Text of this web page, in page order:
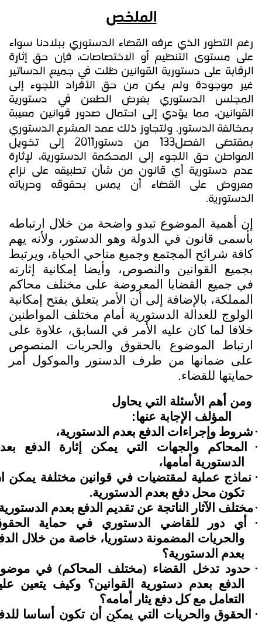
الملخص
رغم التطور الذي عرفه القضاء الدستوري ببلادنا سواء
على مستوى التنظيم أو الاختصاصات، فإن حق إثارة
الرقابة على دستورية القوانين ظلت في جميع الدساتير
غير موجودة ولم يكن من حق الأفراد اللجوء إلى
المجلس الدستوري بغرض الطعن في دستورية
القوانين، مما يؤدي إلى احتمال صدور قوانين معيبة
بمخالفة الدستور. ولتجاوز ذلك عمد المشرع الدستوري
بمقتضى الفصل133 من دستور2011 إلى تخويل
المواطن حق اللجوء إلى المحكمة الدستورية، لإثارة
عدم دستورية أي قانون من شأن تطبيقه على نزاع
معروض على القضاء أن يمس بحقوقه وحرياته
الدستورية.
إن أهمية الموضوع تبدو واضحة من خلال ارتباطه
بأسمى قانون في الدولة وهو الدستور، ولأنه يهم
كافة شرائح المجتمع وجميع مناحي الحياة، ويرتبط
بجميع القوانين والنصوص، وأيضا إمكانية إثارته
في جميع القضايا المعروضة على مختلف محاكم
المملكة، بالإضافة إلى أن الأمر يتعلق بفتح إمكانية
الولوج للعدالة الدستورية أمام مختلف المواطنين
خلافا لما كان عليه الأمر في السابق، علاوة على
ارتباط الموضوع بالحقوق والحريات المنصوص
على ضمانها من طرف الدستور والموكول أمر
حمايتها للقضاء.
ومن أهم الأسئلة التي يحاول
المؤلف الإجابة عنها:
·شروط وإجراءات الدفع بعدم الدستورية،
·
المحاكم والجهات التي يمكن إثارة الدفع
الدستورية أمامها،
· نماذج عملية لمقتضيات في قوانين مختلفة يمكن
تكون محل دفع بعدم الدستورية.
·مختلف الآثار الناتجة عن تقديم الدفع بعدم
·
أي دور للقاضي الدستوري في حماية
والحريات المضمونة دستوريا، خاصة من خلال
بعدم الدستورية؟
· حدود تدخل القضاء (مختلف المحاكم) في
الدفع بعدم دستورية القوانين؟ وكيف يتعين
التعامل مع كل دفع يثار أمامه؟
· الحقوق والحريات التي يمكن أن تكون أساسا